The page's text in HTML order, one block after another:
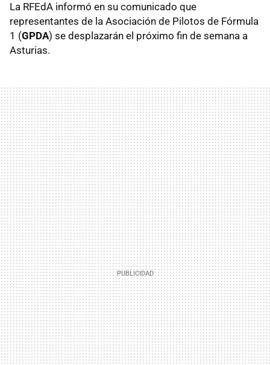
La RFEdA informó en su comunicado que
representantes de la Asociación de Pilotos de Fórmula
1 (GPDA) se desplazarán el próximo fin de semana a
Asturias.